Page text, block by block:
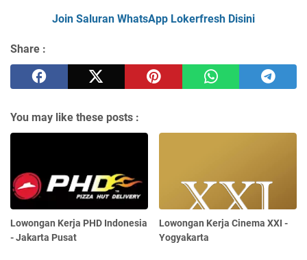
Join Saluran WhatsApp Lokerfresh Disini
Share :
You may like these posts :
Lowongan Kerja PHD Indonesia
- Jakarta Pusat
Lowongan Kerja Cinema XXI -
Yogyakarta